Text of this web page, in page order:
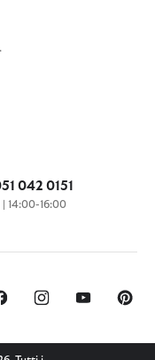
042 0151
14:00-16:00